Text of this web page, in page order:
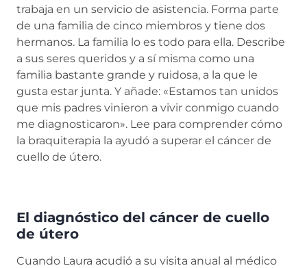
trabaja en un servicio de asistencia. Forma parte
de una familia de cinco miembros y tiene dos
hermanos. La familia lo es todo para ella. Describe
a sus seres queridos y a sí misma como una
familia bastante grande y ruidosa, a la que le
gusta estar junta. Y añade: «Estamos tan unidos
que mis padres vinieron a vivir conmigo cuando
me diagnosticaron». Lee para comprender cómo
la braquiterapia la ayudó a superar el cáncer de
cuello de útero.
El diagnóstico del cáncer de cuello
de útero
Cuando Laura acudió a su visita anual al médico